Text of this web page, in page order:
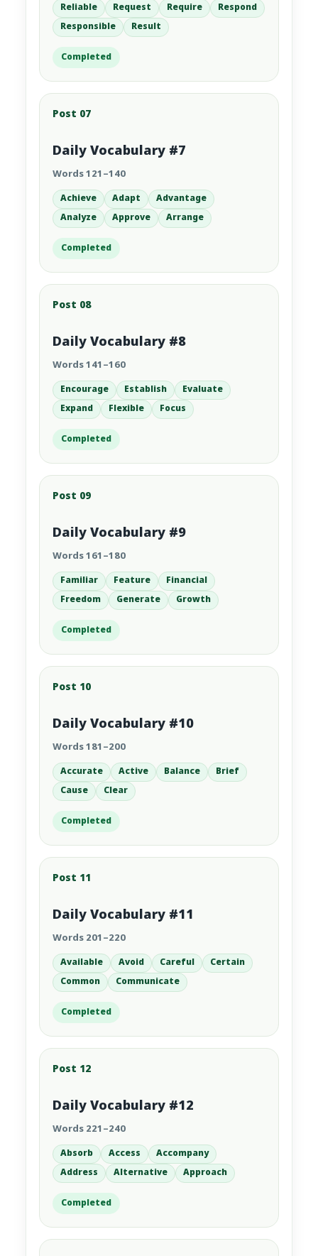
Reliable Request Require
Respond
Responsible
Result
Completed
Post 07
Daily Vocabulary #7
Words 121–140
Achieve Adapt
Advantage
Analyze
Approve Arrange
Completed
Post 08
Daily Vocabulary #8
Words 141–160
Encourage Establish
Evaluate
Expand
Flexible Focus
Completed
Post 09
Daily Vocabulary #9
Words 161–180
Familiar Feature
Financial
Freedom
Generate Growth
Completed
Post 10
Daily Vocabulary #10
Words 181–200
Accurate Active Balance
Brief
Cause
Clear
Completed
Post 11
Daily Vocabulary #11
Words 201–220
Available Avoid Careful
Certain
Common
Communicate
Completed
Post 12
Daily Vocabulary #12
Words 221–240
Absorb Access
Accompany
Address
Alternative Approach
Completed